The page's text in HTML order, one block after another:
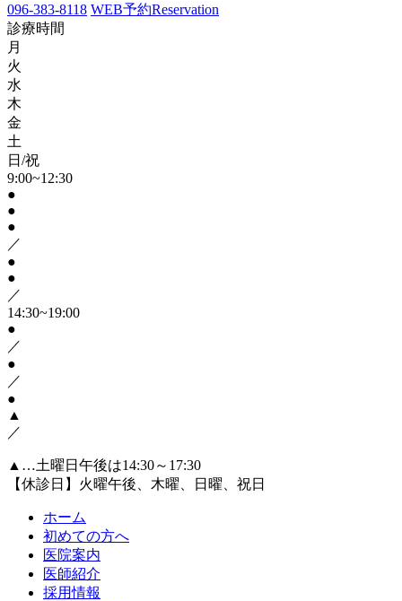
096-383-8118 WEB予約Reservation
診療時間
月
火
水
木
金
土
日/祝
9:00~12:30
●
●
●
／
●
●
／
14:30~19:00
●
／
●
／
●
▲
／
▲…土曜日午後は14:30～17:30
【休診日】火曜午後、木曜、日曜、祝日
ホーム
初めての方へ
医院案内
医師紹介
採用情報